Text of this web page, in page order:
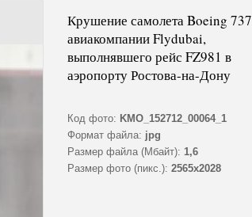
Крушение самолета Boeing 737
авиакомпании Flydubai,
выполнявшего рейс FZ981 в
аэропорту Ростова-на-Дону
Код фото: KMO_152712_00064_1
Формат файла: jpg
Размер файла (Мбайт): 1,6
Размер фото (пикс.): 2565x2028